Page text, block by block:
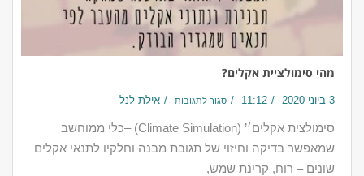
מהי סימולציית אקלים?
3 ביוני 2020 11:12 סגור לתגובות אילת לנל
‎סימולצית אקלים׳’ (Climate Simulation) –כלי ממוחשב
שמאפשר בדיקה וחיזוי של תגובת מבנה וחלקיו לתנאי אקלים
שונים – רוח, קרינת שמש,